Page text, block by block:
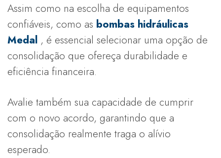
Assim como na escolha de equipamentos
confiáveis, como as bombas hidráulicas
Medal , é essencial selecionar uma opção de
consolidação que ofereça durabilidade e
eficiência financeira.
Avalie também sua capacidade de cumprir
com o novo acordo, garantindo que a
consolidação realmente traga o alívio
esperado.